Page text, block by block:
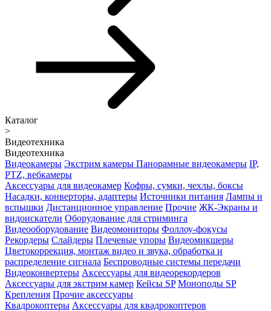
Каталог
>
Видеотехника
Видеотехника
Видеокамеры Экстрим камеры Панорамные видеокамеры IP,
PTZ, вебкамеры
Аксессуары для видеокамер Кофры, сумки, чехлы, боксы
Насадки, конверторы, адаптеры Источники питания Лампы и
вспышки Дистанционное управление Прочие ЖК-Экраны и
видоискатели Оборудование для стриминга
Видеооборудование Видеомониторы Фоллоу-фокусы
Рекордеры Слайдеры Плечевые упоры Видеомикшеры
Цветокоррекция, монтаж видео и звука, обработка и
распределение сигнала Беспроводные системы передачи
Видеоконвертеры Аксессуары для видеорекордеров
Аксессуары для экстрим камер Кейсы SP Моноподы SP
Крепления Прочие аксессуары
Квадрокоптеры Аксессуары для квадрокоптеров